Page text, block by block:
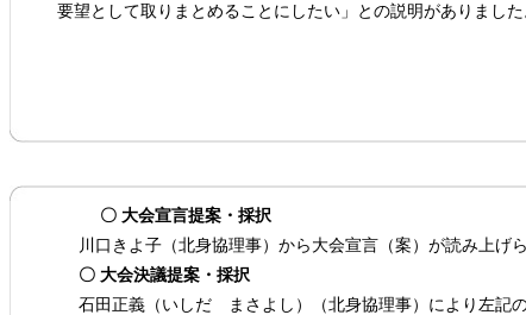
要望として取りまとめることにしたい」との説明がありました
〇 大会宣言提案・採択
川口きよ子（北身協理事）から大会宣言（案）が読み上げ
〇 大会決議提案・採択
石田正義（いしだ まさよし）（北身協理事）により左記